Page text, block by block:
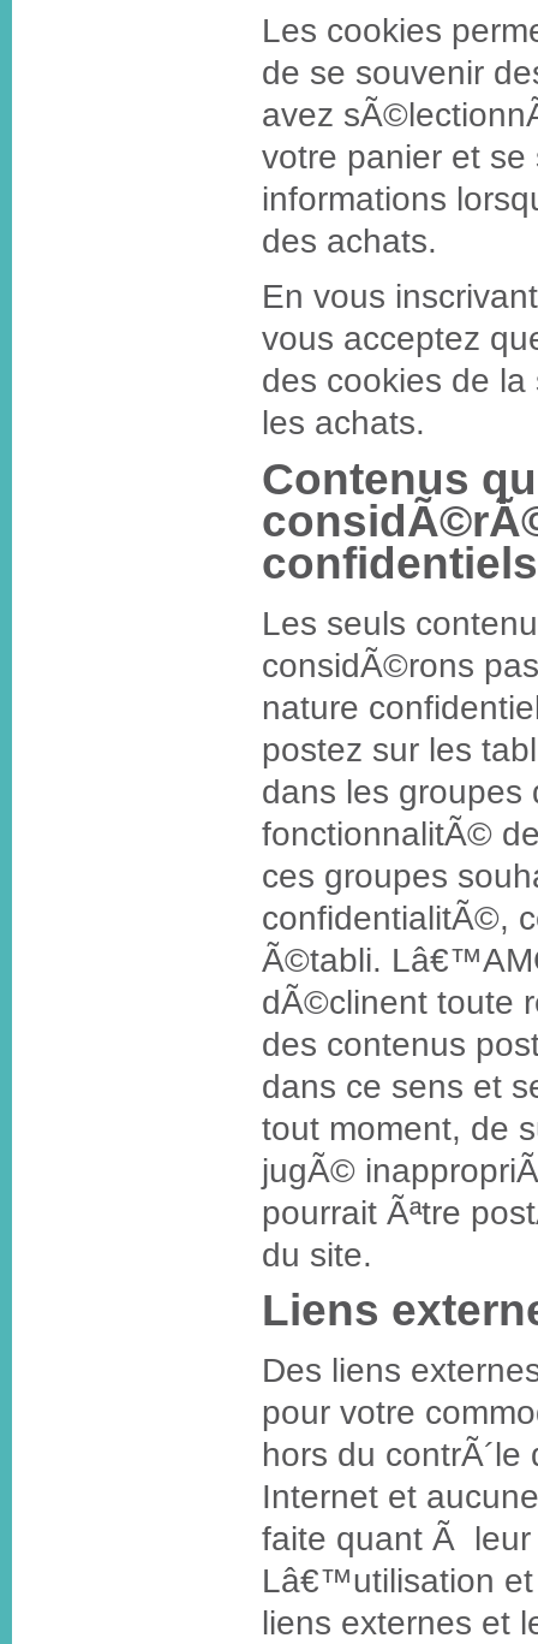
Les cookies
de se souvenir
avez
votre panier et se
informations
des achats.
En vous
vous acceptez
des cookies de
les achats.
Contenus
confidentiels
Les seuls
considÃ©rons
nature
postez sur les
dans les groupes
fonctionnalitÃ©
ces groupes
confidentialitÃ©,
Ã©tabli.
dÃ©clinent toute
des contenus
dans ce sens et
tout moment, de
jugÃ©
pourrait Ãªtre
du site.
Liens
Des liens
pour votre
hors du
Internet et
faite quant Ã leur
Lâ€™utilisation
liens externes et